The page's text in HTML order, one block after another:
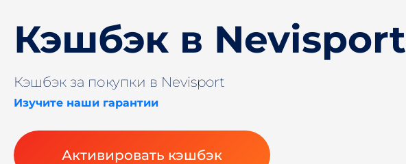
Кэшбэк в Nevisport
Кэшбэк за покупки в Nevisport
Изучите наши гарантии
Активировать кэшбэк